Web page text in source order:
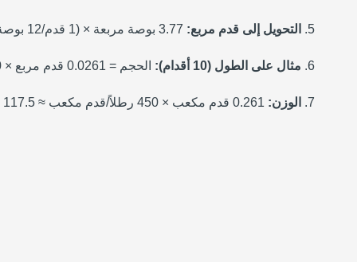
التحويل إلى قدم مربع:
مثال على الطول (10 أقدام): الحجم = 0.0261 قدم مربع × 10 أقدام = 0.261 قدم مكعب
الوزن: